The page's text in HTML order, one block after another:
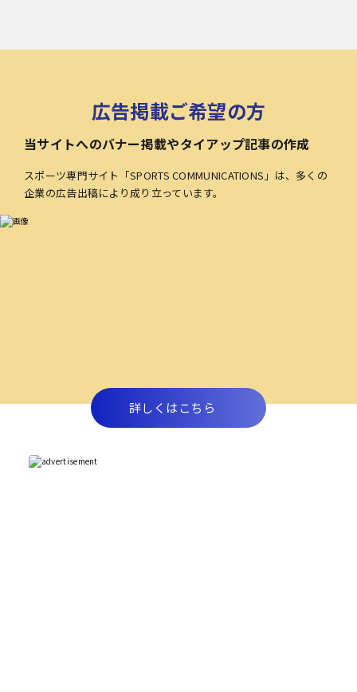
広告掲載ご希望の方
当サイトへのバナー掲載やタイアップ記事の作成
スポーツ専門サイト「SPORTS COMMUNICATIONS」は、多くの
企業の広告出稿により成り立っています。
詳しくはこちら